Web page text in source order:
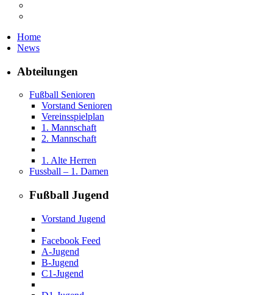
Home
News
Abteilungen
Fußball Senioren
Vorstand Senioren
Vereinsspielplan
1. Mannschaft
2. Mannschaft
1. Alte Herren
Fussball – 1. Damen
Fußball Jugend
Vorstand Jugend
Facebook Feed
A-Jugend
B-Jugend
C1-Jugend